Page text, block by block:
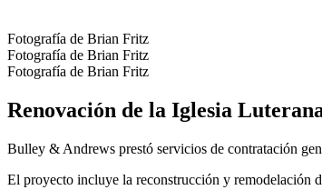
Fotografía de Brian Fritz
Fotografía de Brian Fritz
Fotografía de Brian Fritz
Renovación de la Iglesia
Bulley & Andrews prestó servicios de contratación
El proyecto incluye la reconstrucción y remodelación